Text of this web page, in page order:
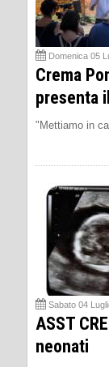
Domenica 05
Crema
presenta
"Mettiamo in
Sabato 04
ASST
neonati